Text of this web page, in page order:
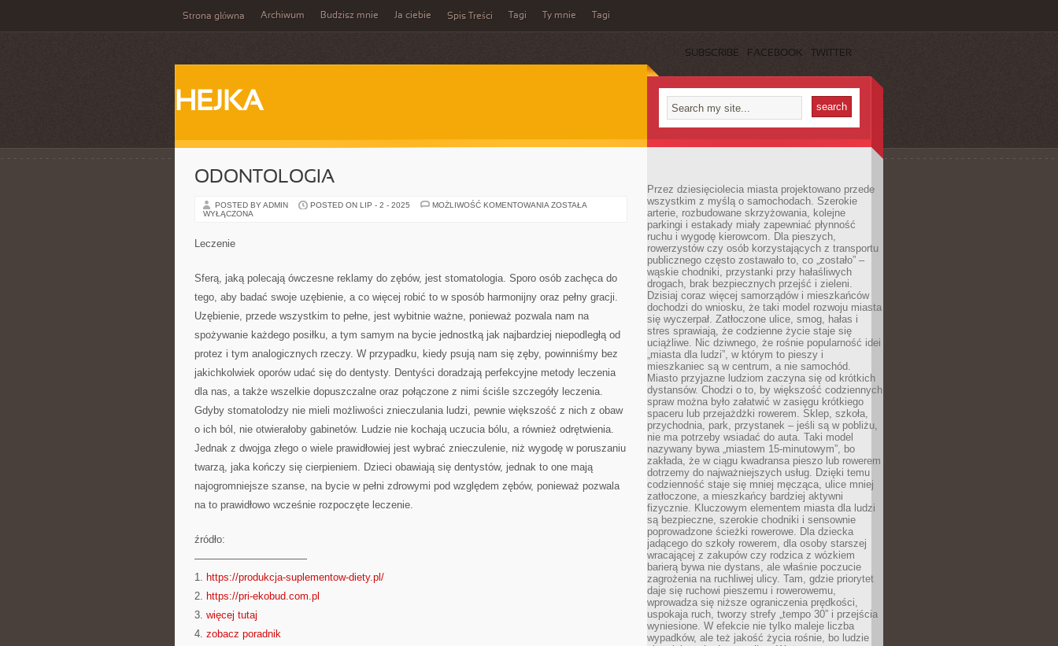
Strona główna Archiwum Budzisz mnie Ja ciebie Spis Treści Tagi Ty mnie Tagi
SUBSCRIBE FACEBOOK TWITTER
HEJKA
ODONTOLOGIA
POSTED BY ADMIN POSTED ON LIP - 2 - 2025 MOŻLIWOŚĆ KOMENTOWANIA ODONTOLOGIA
ZOSTAŁA
WYŁĄCZONA
Leczenie
Sferą, jaką polecają ówczesne reklamy do zębów, jest stomatologia. Sporo osób zachęca do
tego, aby badać swoje uzębienie, a co więcej robić to w sposób harmonijny oraz pełny gracji.
Uzębienie, przede wszystkim to pełne, jest wybitnie ważne, ponieważ pozwala nam na
spożywanie każdego posiłku, a tym samym na bycie jednostką jak najbardziej niepodległą od
protez i tym analogicznych rzeczy. W przypadku, kiedy psują nam się zęby, powinniśmy bez
jakichkolwiek oporów udać się do dentysty. Dentyści doradzają perfekcyjne metody leczenia
dla nas, a także wszelkie dopuszczalne oraz połączone z nimi ściśle szczegóły leczenia.
Gdyby stomatolodzy nie mieli możliwości znieczulania ludzi, pewnie większość z nich z obaw
o ich ból, nie otwierałoby gabinetów. Ludzie nie kochają uczucia bólu, a również odrętwienia.
Jednak z dwojga złego o wiele prawidłowiej jest wybrać znieczulenie, niż wygodę w poruszaniu
twarzą, jaka kończy się cierpieniem. Dzieci obawiają się dentystów, jednak to one mają
najogromniejsze szanse, na bycie w pełni zdrowymi pod względem zębów, ponieważ pozwala
na to prawidłowo wcześnie rozpoczęte leczenie.
źródło:
———————————
1. https://produkcja-suplementow-diety.pl/
2. https://pri-ekobud.com.pl
3. więcej tutaj
4. zobacz poradnik
Przez dziesięciolecia miasta projektowano przede
wszystkim z myślą o samochodach. Szerokie
arterie, rozbudowane skrzyżowania, kolejne
parkingi i estakady miały zapewniać płynność
ruchu i wygodę kierowcom. Dla pieszych,
rowerzystów czy osób korzystających z transportu
publicznego często zostawało to, co „zostało” –
wąskie chodniki, przystanki przy hałaśliwych
drogach, brak bezpiecznych przejść i zieleni.
Dzisiaj coraz więcej samorządów i mieszkańców
dochodzi do wniosku, że taki model rozwoju miasta
się wyczerpał. Zatłoczone ulice, smog, hałas i
stres sprawiają, że codzienne życie staje się
uciążliwe. Nic dziwnego, że rośnie popularność idei
„miasta dla ludzi”, w którym to pieszy i
mieszkaniec są w centrum, a nie samochód.
Miasto przyjazne ludziom zaczyna się od krótkich
dystansów. Chodzi o to, by większość codziennych
spraw można było załatwić w zasięgu krótkiego
spaceru lub przejażdżki rowerem. Sklep, szkoła,
przychodnia, park, przystanek – jeśli są w pobliżu,
nie ma potrzeby wsiadać do auta. Taki model
nazywany bywa „miastem 15-minutowym”, bo
zakłada, że w ciągu kwadransa pieszo lub rowerem
dotrzemy do najważniejszych usług. Dzięki temu
codzienność staje się mniej męcząca, ulice mniej
zatłoczone, a mieszkańcy bardziej aktywni
fizycznie. Kluczowym elementem miasta dla ludzi
są bezpieczne, szerokie chodniki i sensownie
poprowadzone ścieżki rowerowe. Dla dziecka
jadącego do szkoły rowerem, dla osoby starszej
wracającej z zakupów czy rodzica z wózkiem
barierą bywa nie dystans, ale właśnie poczucie
zagrożenia na ruchliwej ulicy. Tam, gdzie priorytet
daje się ruchowi pieszemu i rowerowemu,
wprowadza się niższe ograniczenia prędkości,
uspokaja ruch, tworzy strefy „tempo 30” i przejścia
wyniesione. W efekcie nie tylko maleje liczba
wypadków, ale też jakość życia rośnie, bo ludzie